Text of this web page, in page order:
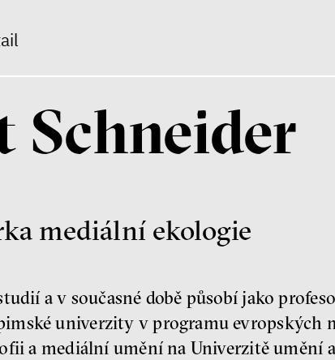
Schneider
mediální ekologie
a v současné době působí jako
univerzity v programu evropských
a mediální umění na Univerzitě umění